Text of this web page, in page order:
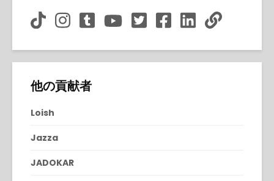
他の貢献者
Loish
Jazza
JADOKAR